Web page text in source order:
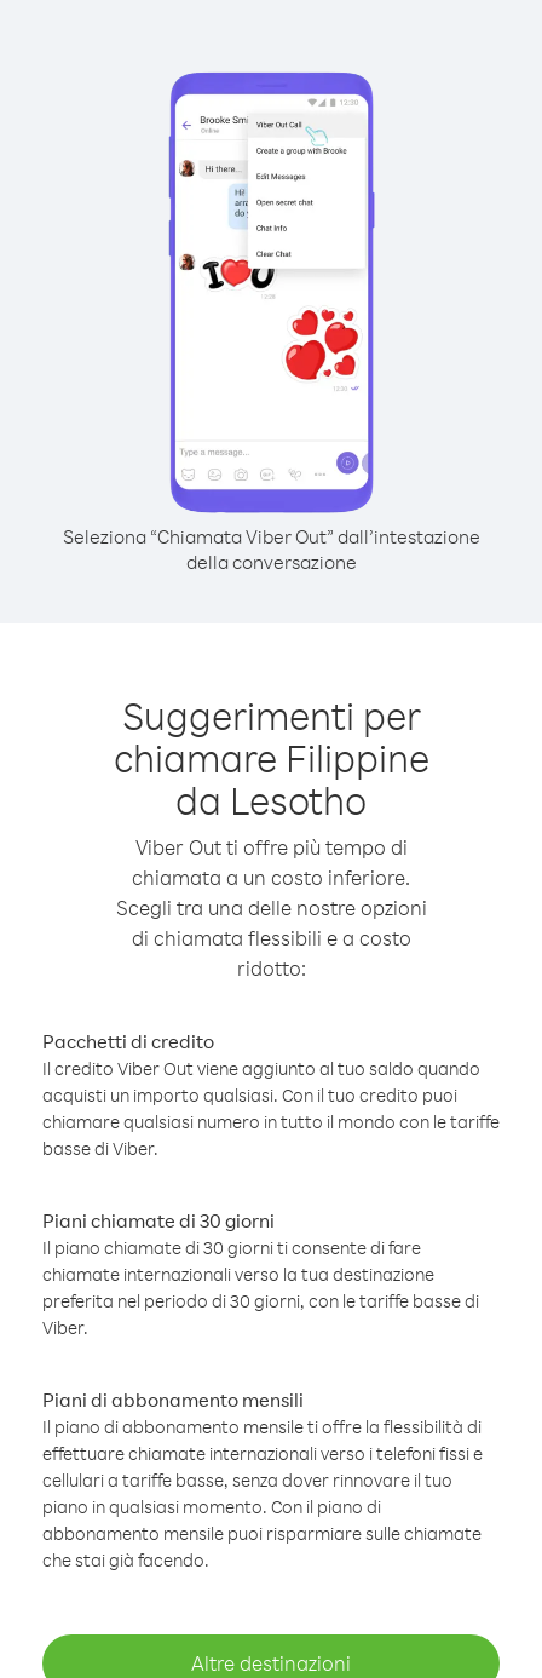
Seleziona “Chiamata Viber Out” dall’intestazione
della conversazione
Suggerimenti per
chiamare Filippine
da Lesotho
Viber Out ti offre più tempo di
chiamata a un costo inferiore.
Scegli tra una delle nostre opzioni
di chiamata flessibili e a costo
ridotto:
Pacchetti di credito
Il credito Viber Out viene aggiunto al tuo saldo quando
acquisti un importo qualsiasi. Con il tuo credito puoi
chiamare qualsiasi numero in tutto il mondo con le tariffe
basse di Viber.
Piani chiamate di 30 giorni
Il piano chiamate di 30 giorni ti consente di fare
chiamate internazionali verso la tua destinazione
preferita nel periodo di 30 giorni, con le tariffe basse di
Viber.
Piani di abbonamento mensili
Il piano di abbonamento mensile ti offre la flessibilità di
effettuare chiamate internazionali verso i telefoni fissi e
cellulari a tariffe basse, senza dover rinnovare il tuo
piano in qualsiasi momento. Con il piano di
abbonamento mensile puoi risparmiare sulle chiamate
che stai già facendo.
Altre destinazioni